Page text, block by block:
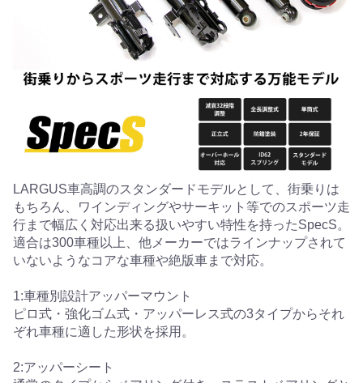
LARGUS車高調のスタンダードモデルとして、街乗りは
もちろん、ワインディングやサーキット等でのスポーツ走
行まで幅広く対応出来る扱いやすい特性を持ったSpecS。
適合は300車種以上、他メーカーではラインナップされて
いないようなコアな車種や絶版車まで対応。
1:車種別設計アッパーマウント
ピロ式・強化ゴム式・アッパーレス式の3タイプからそれ
ぞれ車種に適した形状を採用。
2:アッパーシート